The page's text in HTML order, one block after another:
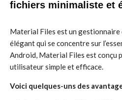
fichiers minimaliste et
Material Files est un
élégant qui se concentre sur
Android, Material Files est conçu
utilisateur simple et efficace.
Voici quelques-uns des